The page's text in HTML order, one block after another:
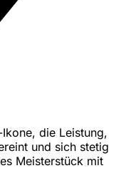
die Leistung,
und sich stetig
Meisterstück mit